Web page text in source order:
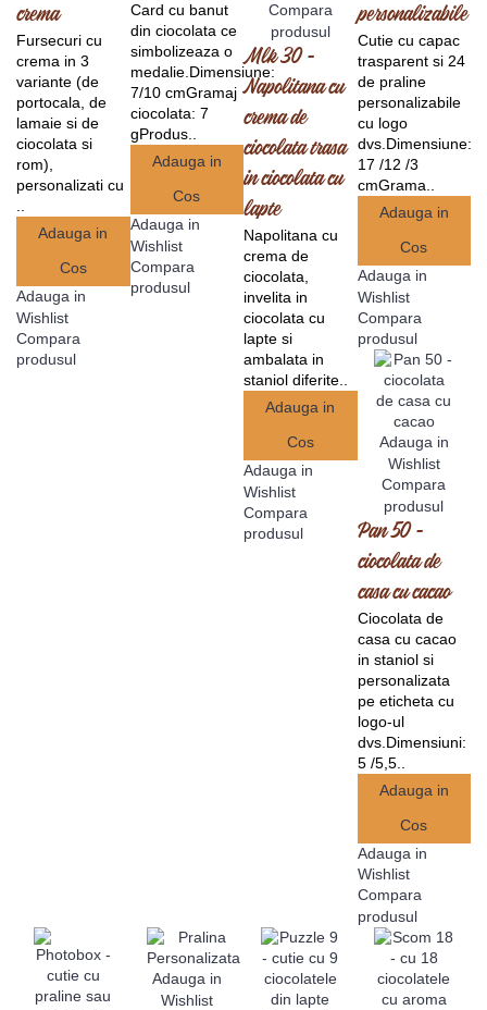
crema
Fursecuri cu
crema in 3
variante (de
portocala, de
lamaie si de
ciocolata si
rom),
personalizati cu
Adauga in
Cos
Adauga in
Wishlist
Compara
produsul
Card cu banut
din ciocolata ce
simbolizeaza o
medalie.Dimensiune:
7/10 cmGramaj
ciocolata: 7
gProdus..
Adauga in
Cos
Adauga in
Wishlist
Compara
produsul
Compara
produsul
Mlk 30 -
Napolitana cu
crema de
ciocolata trasa
in ciocolata cu
lapte
Napolitana cu
crema de
ciocolata,
invelita in
ciocolata cu
lapte si
ambalata in
staniol diferite..
Adauga in
Cos
Adauga in
Wishlist
Compara
produsul
personalizabile
Cutie cu capac
trasparent si 24
de praline
personalizabile
cu logo
dvs.Dimensiune:
17 /12 /3
cmGrama..
Adauga in
Cos
Adauga in
Wishlist
Compara
produsul
Adauga in
Wishlist
Compara
produsul
Pan 50 -
ciocolata de
casa cu cacao
Ciocolata de
casa cu cacao
in staniol si
personalizata
pe eticheta cu
logo-ul
dvs.Dimensiuni:
5 /5,5..
Adauga in
Cos
Adauga in
Wishlist
Compara
produsul
Adauga in
Wishlist